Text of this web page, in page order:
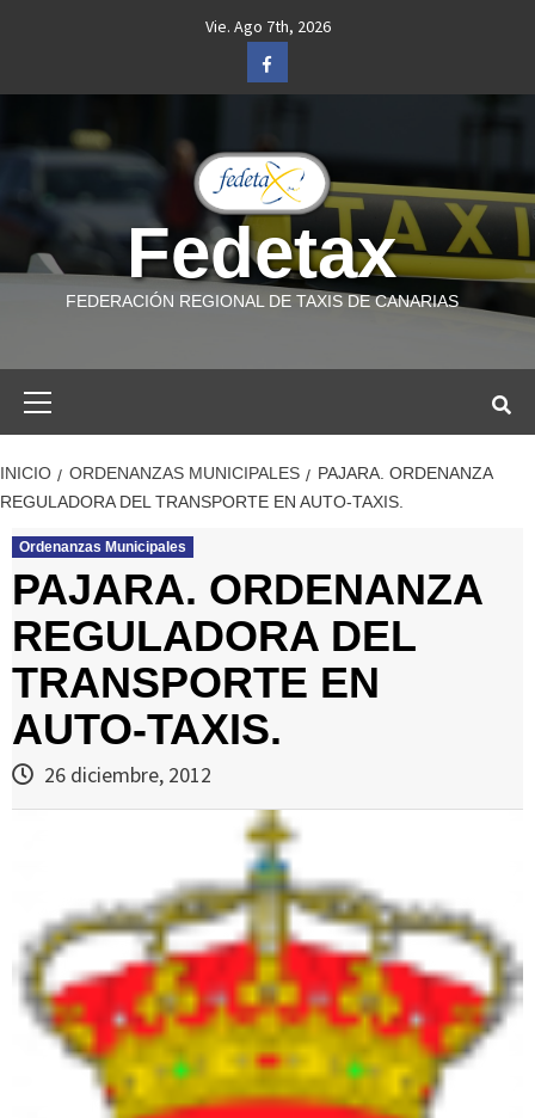
Vie. Ago 7th, 2026
Facebook
Fedetax
FEDERACIÓN REGIONAL DE TAXIS DE CANARIAS
INICIO ORDENANZAS MUNICIPALES
PAJARA. ORDENANZA
REGULADORA DEL TRANSPORTE EN AUTO-TAXIS.
Ordenanzas Municipales
PAJARA. ORDENANZA
REGULADORA DEL
TRANSPORTE EN
AUTO-TAXIS.
26 diciembre, 2012